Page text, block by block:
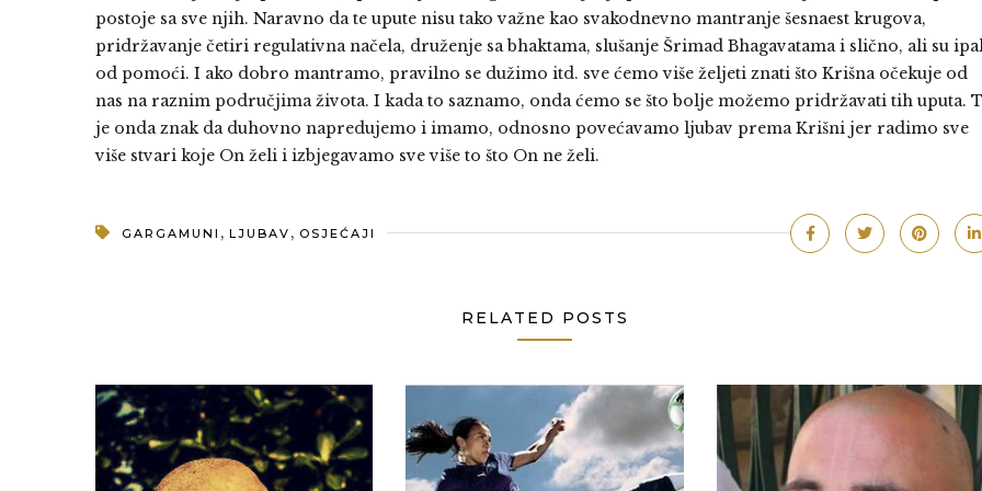
postoje sa sve njih. Naravno da te upute nisu tako važne kao svakodnevno mantranje šesnaest krugova,
pridržavanje četiri regulativna načela, druženje sa bhaktama, slušanje Šrimad Bhagavatama i slično, ali su
od pomoći. I ako dobro mantramo, pravilno se dužimo itd. sve ćemo više željeti znati što Krišna očekuje od
nas na raznim područjima života. I kada to saznamo, onda ćemo se što bolje možemo pridržavati tih uputa.
je onda znak da duhovno napredujemo i imamo, odnosno povećavamo ljubav prema Krišni jer radimo sve
više stvari koje On želi i izbjegavamo sve više to što On ne želi.
GARGAMUNI , LJUBAV , OSJEĆAJI
RELATED POSTS